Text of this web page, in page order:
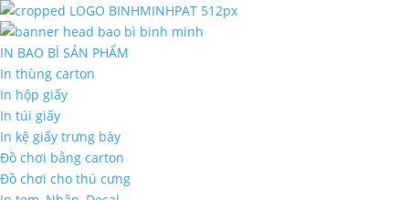
IN BAO BÌ SẢN PHẨM
In thùng carton
In hộp giấy
In túi giấy
In kệ giấy trưng bày
Đồ chơi bằng carton
Đồ chơi cho thú cưng